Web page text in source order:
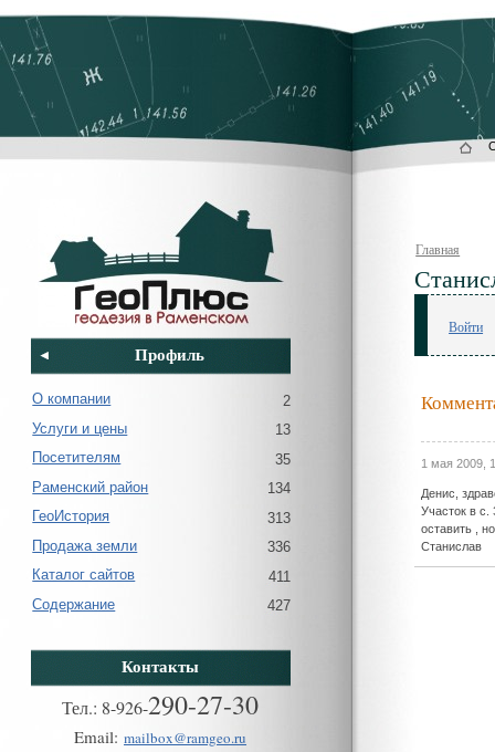
Профиль
О компании
2
Услуги и цены
13
Посетителям
35
Раменский район
134
ГеоИстория
313
Продажа земли
336
Каталог сайтов
411
Содержание
427
Контакты
Тел.: 8-926-290-27-30
Email: mailbox@ramgeo.ru
Главная
Войти
1 мая 2009,
Денис,
Участок в с.
оставить ,
Станислав